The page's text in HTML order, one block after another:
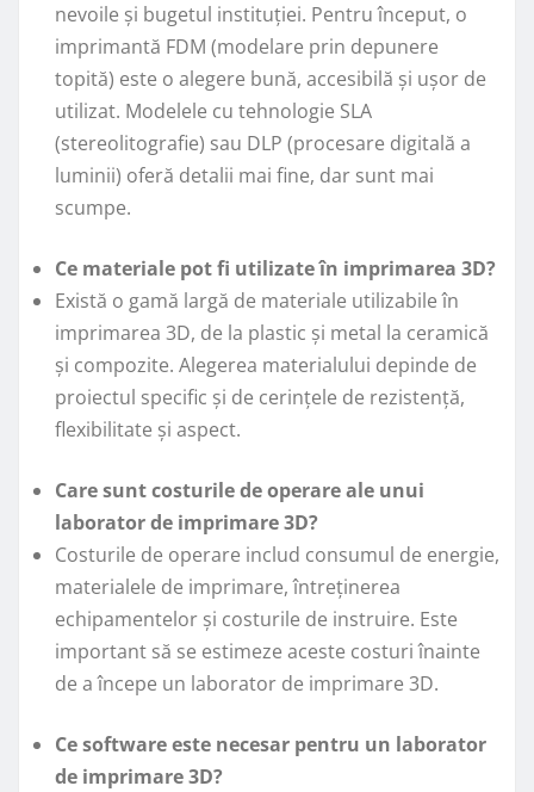
nevoile și bugetul instituției. Pentru început, o
imprimantă FDM (modelare prin depunere
topită) este o alegere bună, accesibilă și ușor de
utilizat. Modelele cu tehnologie SLA
(stereolitografie) sau DLP (procesare digitală a
luminii) oferă detalii mai fine, dar sunt mai
scumpe.
Ce materiale pot fi utilizate în imprimarea 3D?
Există o gamă largă de materiale utilizabile în
imprimarea 3D, de la plastic și metal la ceramică
și compozite. Alegerea materialului depinde de
proiectul specific și de cerințele de rezistență,
flexibilitate și aspect.
Care sunt costurile de operare ale unui
laborator de imprimare 3D?
Costurile de operare includ consumul de energie,
materialele de imprimare, întreținerea
echipamentelor și costurile de instruire. Este
important să se estimeze aceste costuri înainte
de a începe un laborator de imprimare 3D.
Ce software este necesar pentru un laborator
de imprimare 3D?